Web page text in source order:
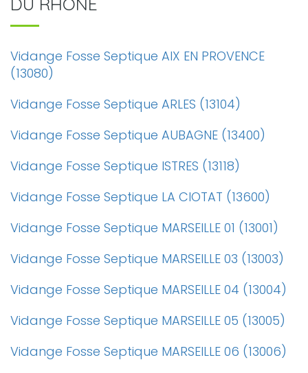
Vidange Fosse Septique AIX EN PROVENCE
(13080)
Vidange Fosse Septique ARLES (13104)
Vidange Fosse Septique AUBAGNE (13400)
Vidange Fosse Septique ISTRES (13118)
Vidange Fosse Septique LA CIOTAT (13600)
Vidange Fosse Septique MARSEILLE 01 (13001)
Vidange Fosse Septique MARSEILLE 03 (13003)
Vidange Fosse Septique MARSEILLE 04 (13004)
Vidange Fosse Septique MARSEILLE 05 (13005)
Vidange Fosse Septique MARSEILLE 06 (13006)